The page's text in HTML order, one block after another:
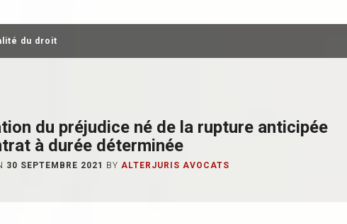
du droit
du préjudice né de la rupture anticipée
à durée déterminée
30 SEPTEMBRE 2021 BY ALTERJURIS AVOCATS